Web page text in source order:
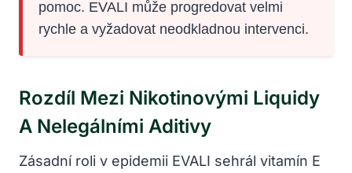
pomoc. EVALI může progredovat velmi
rychle a vyžadovat neodkladnou intervenci.
Rozdíl Mezi Nikotinovými Liquidy
A Nelegálními Aditivy
Zásadní roli v epidemii EVALI sehrál vitamín E